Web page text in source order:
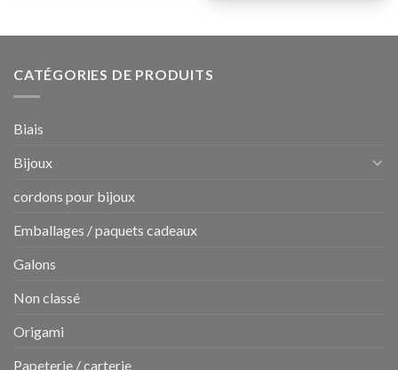
CATÉGORIES DE PRODUITS
Biais
Bijoux
cordons pour bijoux
Emballages / paquets cadeaux
Galons
Non classé
Origami
Papeterie / carterie